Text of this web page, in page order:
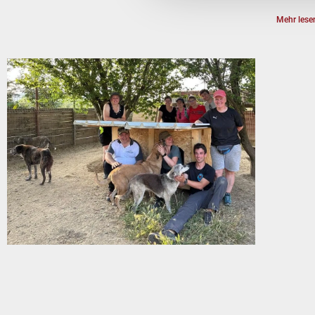
Mehr